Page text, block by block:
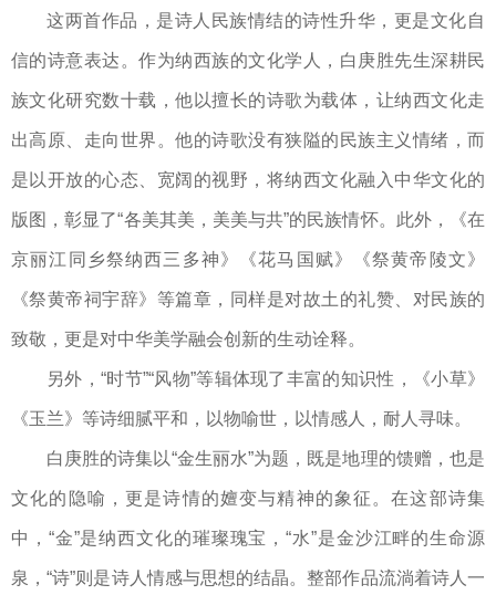
这两首作品，是诗人民族情结的诗性升华，更是文化自
信的诗意表达。作为纳西族的文化学人，白庚胜先生深耕民
族文化研究数十载，他以擅长的诗歌为载体，让纳西文化走
出高原、走向世界。他的诗歌没有狭隘的民族主义情绪，而
是以开放的心态、宽阔的视野，将纳西文化融入中华文化的
版图，彰显了“各美其美，美美与共”的民族情怀。此外，《在
京丽江同乡祭纳西三多神》《花马国赋》《祭黄帝陵文》
《祭黄帝祠宇辞》等篇章，同样是对故土的礼赞、对民族的
致敬，更是对中华美学融会创新的生动诠释。
另外，“时节”“风物”等辑体现了丰富的知识性，《小草》
《玉兰》等诗细腻平和，以物喻世，以情感人，耐人寻味。
白庚胜的诗集以“金生丽水”为题，既是地理的馈赠，也是
文化的隐喻，更是诗情的嬗变与精神的象征。在这部诗集
中，“金”是纳西文化的璀璨瑰宝，“水”是金沙江畔的生命源
泉，“诗”则是诗人情感与思想的结晶。整部作品流淌着诗人一